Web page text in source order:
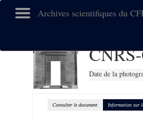
Archives scientifiques du
Date de la
Consulter le document Information sur